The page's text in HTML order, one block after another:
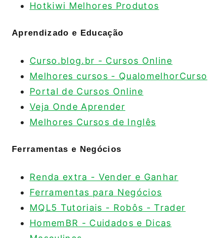
Hotkiwi Melhores Produtos
Aprendizado e Educação
Curso.blog.br - Cursos Online
Melhores cursos - QualomelhorCurso
Portal de Cursos Online
Veja Onde Aprender
Melhores Cursos de Inglês
Ferramentas e Negócios
Renda extra - Vender e Ganhar
Ferramentas para Negócios
MQL5 Tutoriais - Robôs - Trader
HomemBR - Cuidados e Dicas